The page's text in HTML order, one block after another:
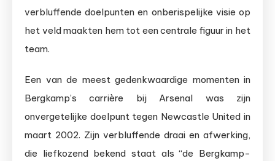
verbluffende doelpunten en onberispelijke visie op
het veld maakten hem tot een centrale figuur in het
team.
Een van de meest gedenkwaardige momenten in
Bergkamp’s carrière bij Arsenal was zijn
onvergetelijke doelpunt tegen Newcastle United in
maart 2002. Zijn verbluffende draai en afwerking,
die liefkozend bekend staat als “de Bergkamp-